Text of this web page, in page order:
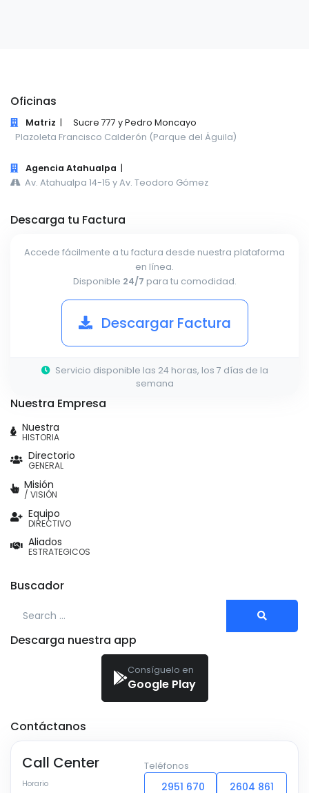
Oficinas
Matriz |
Sucre 777 y Pedro Moncayo
Plazoleta Francisco Calderón (Parque del Águila)
Agencia Atahualpa |
Av. Atahualpa 14-15 y Av. Teodoro Gómez
Descarga tu Factura
Accede fácilmente a tu factura desde nuestra plataforma
en línea.
Disponible 24/7 para tu comodidad.
Descargar Factura
Servicio disponible las 24 horas, los 7 días de la
semana
Nuestra Empresa
Nuestra
HISTORIA
Directorio
GENERAL
Misión
/ VISIÓN
Equipo
DIRECTIVO
Aliados
ESTRATEGICOS
Buscador
Descarga nuestra app
Consíguelo en
Google Play
Contáctanos
Call Center
Horario
Teléfonos
2951 670 2604 861